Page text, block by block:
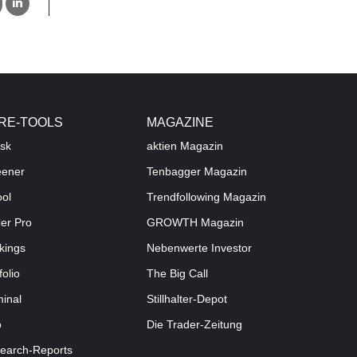
TOOLS
Pro
Reports
MAGAZINE
aktien Magazin
Tenbagger Magazin
Trendfollowing Magazin
GROWTH Magazin
Nebenwerte Investor
The Big Call
Stillhalter-Depot
Die Trader-Zeitung